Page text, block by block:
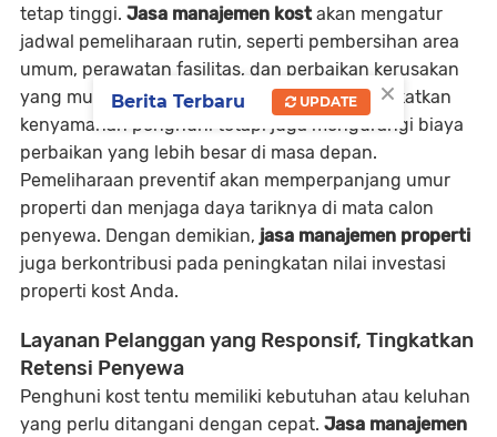
tetap tinggi. Jasa manajemen kostakan mengatur
jadwal pemeliharaan rutin, seperti pembersihan area
umum, perawatan fasilitas, dan perbaikan kerusakan
yang mungkin terjadi. Ini tidak hanya meningkatkan
kenyamanan penghuni tetapi juga mengurangi biaya
perbaikan yang lebih besar di masa depan.
Pemeliharaan preventif akan memperpanjang umur
properti dan menjaga daya tariknya di mata calon
penyewa. Dengan demikian, jasa manajemen properti
juga berkontribusi pada peningkatan nilai investasi
properti kost Anda.
Layanan Pelanggan yang Responsif, Tingkatkan
Retensi Penyewa
Penghuni kost tentu memiliki kebutuhan atau keluhan
yang perlu ditangani dengan cepat. Jasa manajemen
×
Berita Terbaru UPDATE